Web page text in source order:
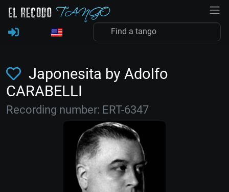
Japonesita by Adolfo
CARABELLI
Recording number: ERT-6347